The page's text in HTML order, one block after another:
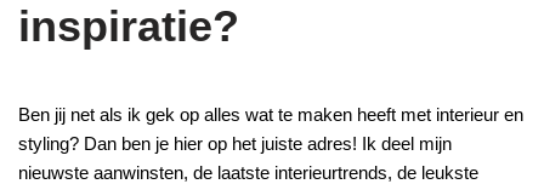
inspiratie?
Ben jij net als ik gek op alles wat te maken heeft met interieur en
styling? Dan ben je hier op het juiste adres! Ik deel mijn
nieuwste aanwinsten, de laatste interieurtrends, de leukste